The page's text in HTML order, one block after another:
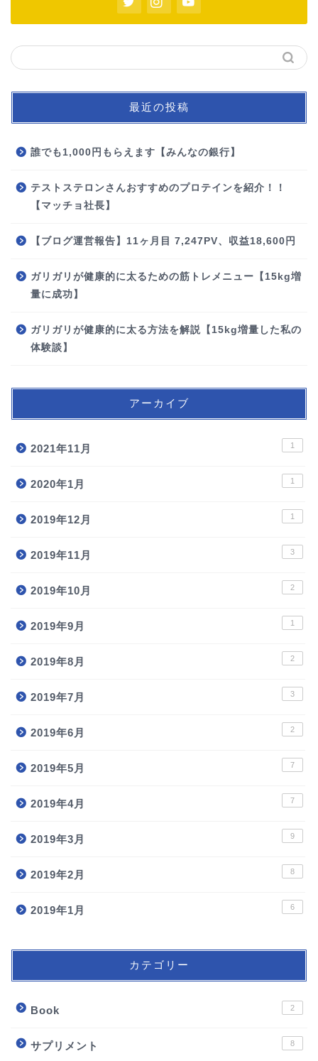
最近の投稿
誰でも1,000円もらえます【みんなの銀行】
テストステロンさんおすすめのプロテインを紹介！！
【マッチョ社長】
【ブログ運営報告】11ヶ月目 7,247PV、収益18,600円
ガリガリが健康的に太るための筋トレメニュー【15kg増
量に成功】
ガリガリが健康的に太る方法を解説【15kg増量した私の
体験談】
アーカイブ
2021年11月 1
2020年1月 1
2019年12月 1
2019年11月 3
2019年10月 2
2019年9月 1
2019年8月 2
2019年7月 3
2019年6月 2
2019年5月 7
2019年4月 7
2019年3月 9
2019年2月 8
2019年1月 6
カテゴリー
Book 2
サプリメント 8